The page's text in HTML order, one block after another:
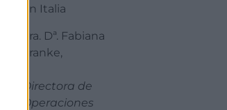
en Italia
Sra. Dª. Fabiana
Franke,
Directora de
Operaciones